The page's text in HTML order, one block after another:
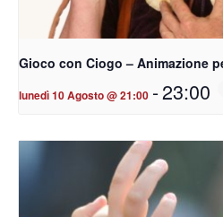
Gioco con Ciogo – Animazione
lunedì 10 Agosto @ 21:00 -23:00